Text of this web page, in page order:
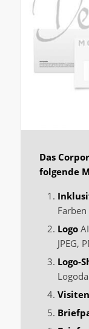
Das
folgende
Farben
Logo
JPEG,
Logo-